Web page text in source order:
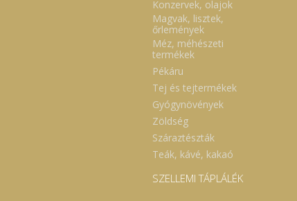
Konzervek, olajok
Magvak, lisztek,
őrlemények
Méz, méhészeti
termékek
Pékáru
Tej és tejtermékek
Gyógynövények
Zöldség
Száraztészták
Teák, kávé, kakaó
SZELLEMI TÁPLÁLÉK